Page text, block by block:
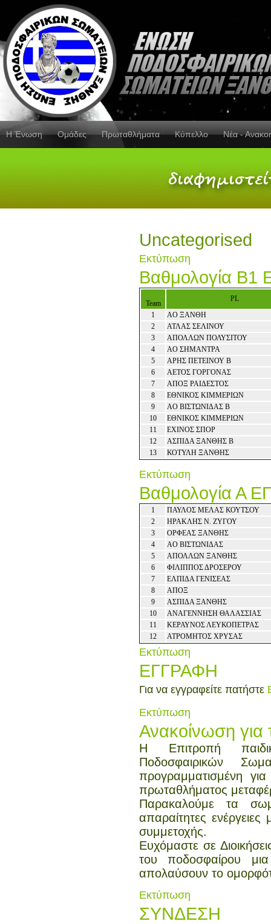
Η Ένωση Ομάδες Πρωταθλήματα Κύπελλο Νέα -
Uncategorised
Εκτύπωση
Βαθμολογία Β1
Team
PL
1
ΑΟ ΞΑΝΘΗ
2
ΑΤΛΑΣ ΣΕΛΙΝΟΥ
3
ΑΠΟΛΛΩΝ ΠΟΛΥΣΙΤΟΥ
4
ΑΟ ΣΗΜΑΝΤΡΑ
5
ΑΡΗΣ ΠΕΤΕΙΝΟΥ Β
6
ΑΕΤΟΣ ΓΟΡΓΟΝΑΣ
7
ΑΠΟΞ ΡΑΙΔΕΣΤΟΣ
8
ΕΘΝΙΚΟΣ ΚΙΜΜΕΡΙΩΝ
9
ΑΟ ΒΙΣΤΩΝΙΔΑΣ Β
10
ΕΘΝΙΚΟΣ ΚΙΜΜΕΡΙΩΝ
11
ΕΧΙΝΟΣ ΣΠΟΡ
12
ΑΣΠΙΔΑ ΞΑΝΘΗΣ Β
13
ΚΟΤΥΛΗ ΞΑΝΘΗΣ
Εκτύπωση
Βαθμολογία Α
1
ΠΑΥΛΟΣ ΜΕΛΑΣ ΚΟΥΤΣΟΥ
2
ΗΡΑΚΛΗΣ Ν. ΖΥΓΟΥ
3
ΟΡΦΕΑΣ ΞΑΝΘΗΣ
4
ΑΟ ΒΙΣΤΩΝΙΔΑΣ
5
ΑΠΟΛΛΩΝ ΞΑΝΘΗΣ
6
ΦΙΛΙΠΠΟΣ ΔΡΟΣΕΡΟΥ
7
ΕΛΠΙΔΑ ΓΕΝΙΣΕΑΣ
8
ΑΠΟΞ
9
ΑΣΠΙΔΑ ΞΑΝΘΗΣ
10
ΑΝΑΓΕΝΝΗΣΗ ΘΑΛΑΣΣΙΑΣ
11
ΚΕΡΑΥΝΟΣ ΛΕΥΚΟΠΕΤΡΑΣ
12
ΑΤΡΟΜΗΤΟΣ ΧΡΥΣΑΣ
Εκτύπωση
ΕΓΓΡΑΦΗ
Για να εγγραφείτε πατήστε
Εκτύπωση
Ανακοίνωση για
Η Επιτροπή
Ποδοσφαιρικών
προγραμματισμένη
πρωταθλήματος
Παρακαλούμε τα
απαραίτητες
συμμετοχής.
Ευχόμαστε σε
του ποδοσφαίρου
απολαύσουν το
Εκτύπωση
ΣΥΝΔΕΣΗ